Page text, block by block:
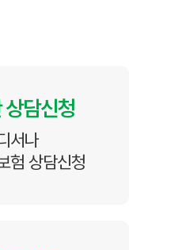
상담신청
서나
험 상담신청